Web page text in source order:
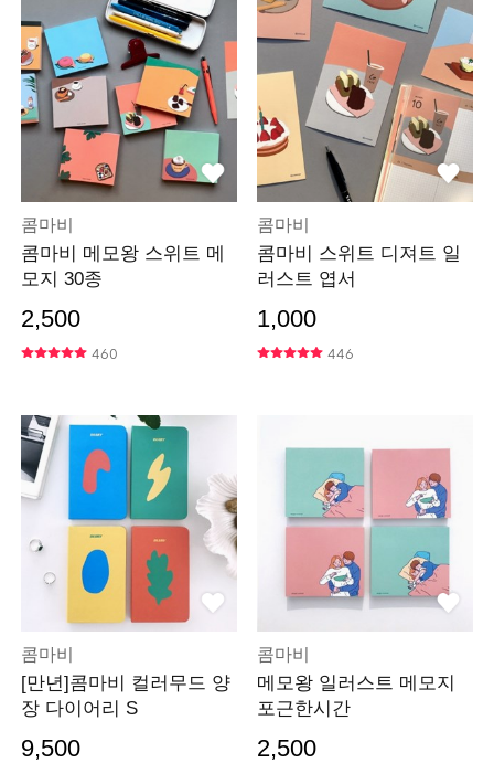
콤마비
콤마비 메모왕 스위트 메
모지 30종
2,500
460
콤마비
콤마비 스위트 디져트 일
러스트 엽서
1,000
446
콤마비
[만년]콤마비 컬러무드 양
장 다이어리 S
9,500
콤마비
메모왕 일러스트 메모지
포근한시간
2,500